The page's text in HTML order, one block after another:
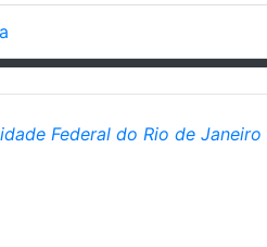
Federal do Rio de Janeiro